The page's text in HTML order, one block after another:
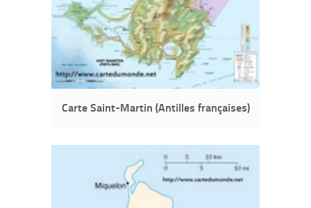
Carte Saint-Martin (Antilles françaises)